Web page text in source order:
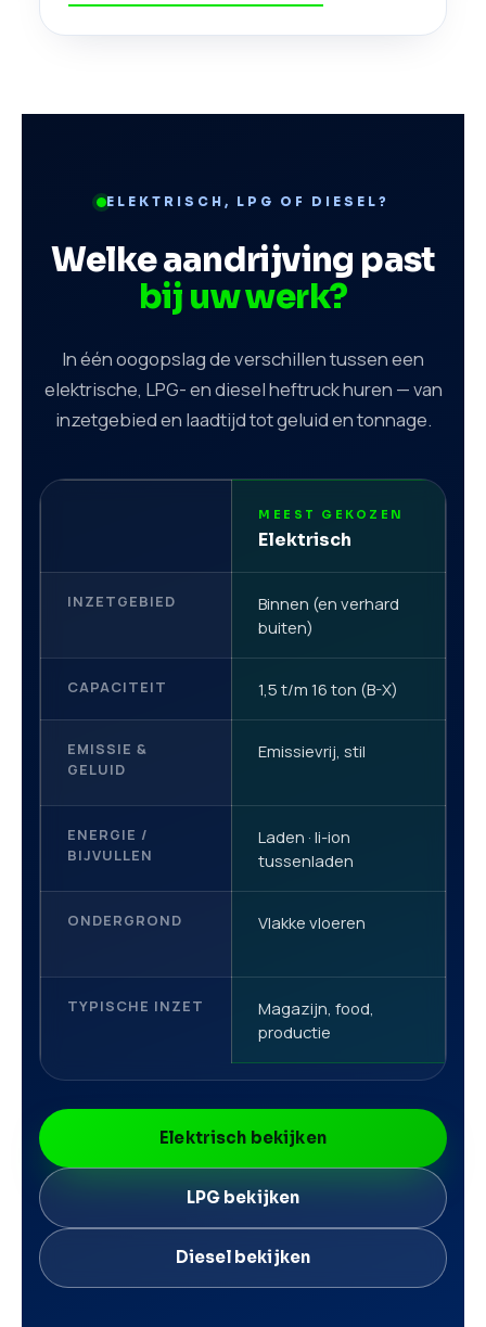
ELEKTRISCH, LPG OF DIESEL?
Welke aandrijving past
bij uw werk?
In één oogopslag de verschillen tussen een
elektrische, LPG- en diesel heftruck huren — van
inzetgebied en laadtijd tot geluid en tonnage.
MEEST GEKOZEN
Elektrisch
INZETGEBIED
Binnen (en verhard
buiten)
CAPACITEIT 1,5 t/m 16 ton (B-X)
EMISSIE &
GELUID
Emissievrij, stil
ENERGIE /
BIJVULLEN
Laden · li-ion
tussenladen
ONDERGROND Vlakke vloeren
TYPISCHE INZET
Magazijn, food,
productie
Elektrisch bekijken
LPG bekijken
Diesel bekijken